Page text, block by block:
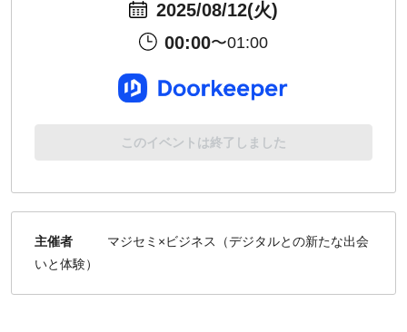
2025/08/12(火)
00:00〜01:00
このイベントは終了しました
主催者
マジセミ×ビジネス（デジタルとの新たな出会
いと体験）